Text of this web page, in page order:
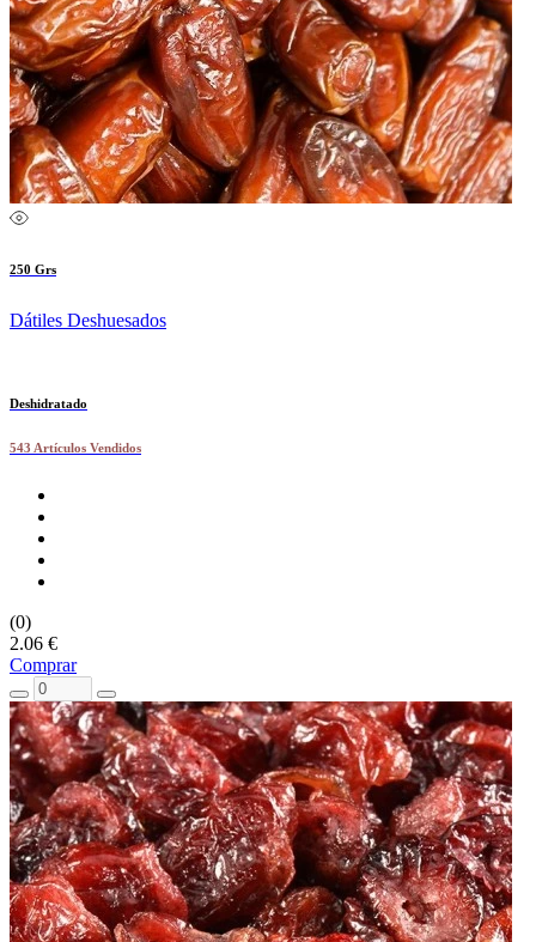
250 Grs
Dátiles Deshuesados
Deshidratado
543 Artículos Vendidos
(0)
2.06 €
Comprar